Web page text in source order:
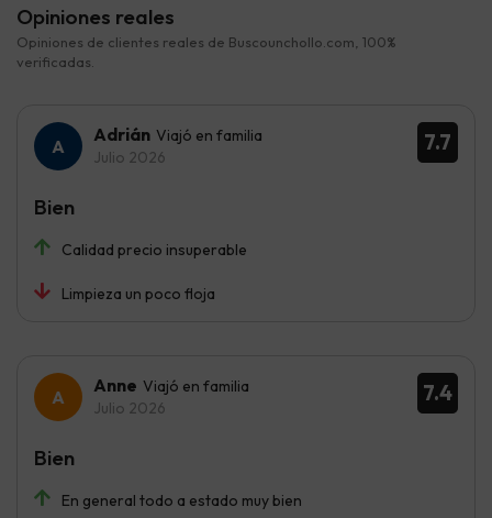
Opiniones reales
Opiniones de clientes reales de Buscounchollo.com, 100%
verificadas.
7.7
Adrián Viajó en familia
Julio 2026
Calidad precio insuperable
Limpieza un poco floja
Bien
7.4
Anne Viajó en familia
Julio 2026
En general todo a estado muy bien
Bien